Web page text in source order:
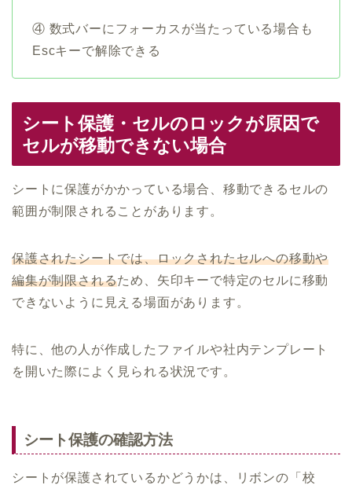
④ 数式バーにフォーカスが当たっている場合も
Escキーで解除できる
シート保護・セルのロックが原因で
セルが移動できない場合
シートに保護がかかっている場合、移動できるセルの
範囲が制限されることがあります。
保護されたシートでは、ロックされたセルへの移動や
編集が制限されるため、矢印キーで特定のセルに移動
できないように見える場面があります。
特に、他の人が作成したファイルや社内テンプレート
を開いた際によく見られる状況です。
シート保護の確認方法
シートが保護されているかどうかは、リボンの「校